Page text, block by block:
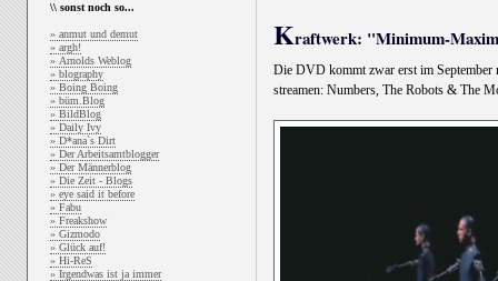
\\ sonst noch so...
» anmut und demut
» argh!
» Arnolds Weblog
» blography
» Boing Boing
» büm.Blog
» BildBlog
» Daily Ivy
» D*ana`s Dirt
» Der Arbeitsamtblogger
» Der Männerblog
» Die Zeit - Blogs
» eye said it before
» Fabu
» Freakshow
» Gizmodo
» Glück auf!
» Hi-ReS
» Irgendwas ist ja immer
Kraftwerk: "Minimum-
Die DVD kommt zwar erst im September
streamen: Numbers, The Robots & The